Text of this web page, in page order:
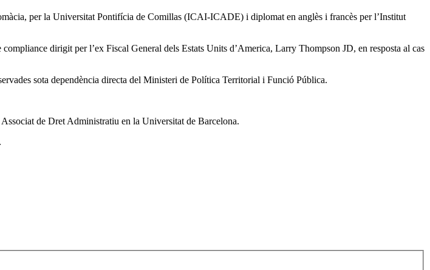
per la Universitat Pontifícia de Comillas (ICAI-ICADE) i diplomat en anglès i francès per l’Institut
dirigit per l’ex Fiscal General dels Estats Units d’America, Larry Thompson JD, en resposta al cas
sota dependència directa del Ministeri de Política Territorial i Funció Pública.
de Dret Administratiu en la Universitat de Barcelona.